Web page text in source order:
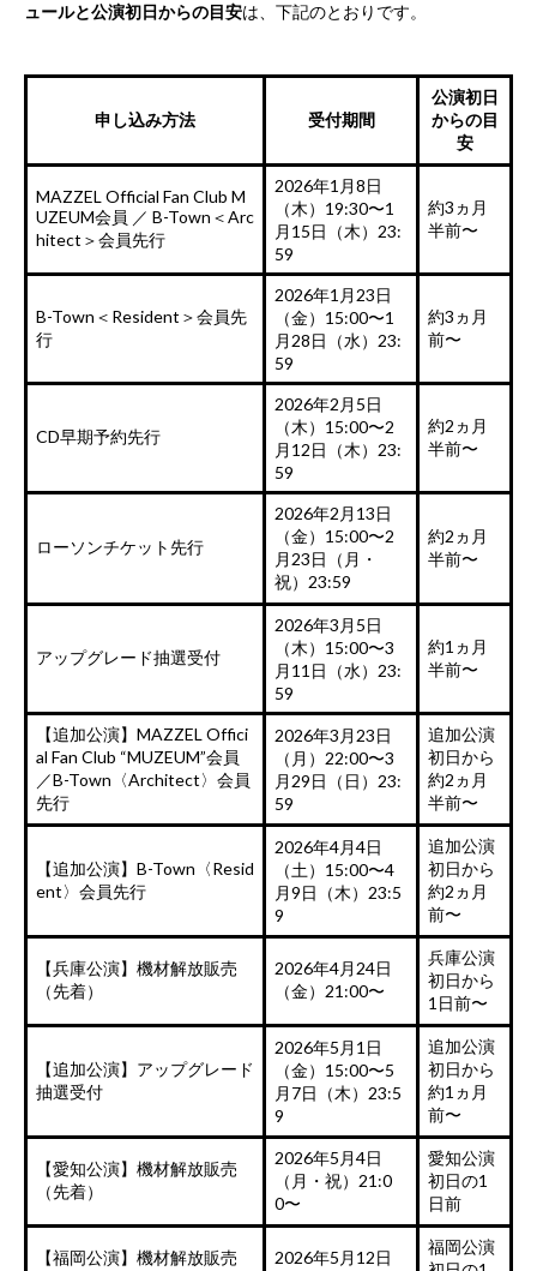
ュールと公演初日からの目安は、下記のとおりです。
申し込み方法 受付期間
公演初日
からの目
安
MAZZEL Official Fan Club M
UZEUM会員 ／ B-Town＜Arc
hitect＞会員先行
2026年1月8日
（木）19:30〜1
月15日（木）23:
59
約3ヵ月
半前〜
B-Town＜Resident＞会員先
行
2026年1月23日
（金）15:00〜1
月28日（水）23:
59
約3ヵ月
前〜
CD早期予約先行
2026年2月5日
（木）15:00〜2
月12日（木）23:
59
約2ヵ月
半前〜
ローソンチケット先行
2026年2月13日
（金）15:00〜2
月23日（月・
祝）23:59
約2ヵ月
半前〜
アップグレード抽選受付
2026年3月5日
（木）15:00〜3
月11日（水）23:
59
約1ヵ月
半前〜
【追加公演】MAZZEL Offici
al Fan Club “MUZEUM”会員
／B-Town〈Architect〉会員
先行
2026年3月23日
（月）22:00〜3
月29日（日）23:
59
追加公演
初日から
約2ヵ月
半前〜
【追加公演】B-Town〈Resid
ent〉会員先行
2026年4月4日
（土）15:00〜4
月9日（木）23:5
9
追加公演
初日から
約2ヵ月
前〜
【兵庫公演】機材解放販売
（先着）
2026年4月24日
（金）21:00〜
兵庫公演
初日から
1日前〜
【追加公演】アップグレード
抽選受付
2026年5月1日
（金）15:00〜5
月7日（木）23:5
9
追加公演
初日から
約1ヵ月
前〜
【愛知公演】機材解放販売
（先着）
2026年5月4日
（月・祝）21:0
0〜
愛知公演
初日の1
日前
【福岡公演】機材解放販売
2026年5月12日
福岡公演